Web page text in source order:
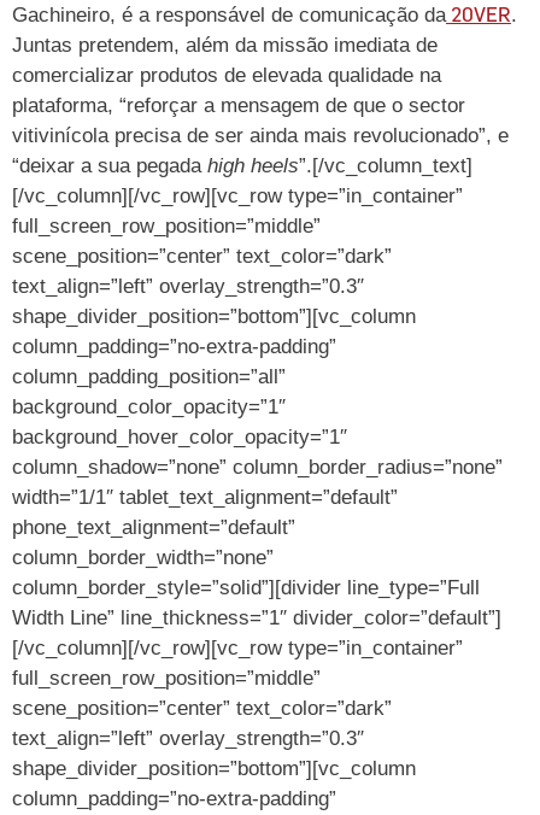
Gachineiro, é a responsável de comunicação da 20VER.
Juntas pretendem, além da missão imediata de
comercializar produtos de elevada qualidade na
plataforma, “reforçar a mensagem de que o sector
vitivinícola precisa de ser ainda mais revolucionado”, e
“deixar a sua pegada high heels”.[/vc_column_text]
[/vc_column][/vc_row][vc_row type=”in_container”
full_screen_row_position=”middle”
scene_position=”center” text_color=”dark”
text_align=”left” overlay_strength=”0.3″
shape_divider_position=”bottom”][vc_column
column_padding=”no-extra-padding”
column_padding_position=”all”
background_color_opacity=”1″
background_hover_color_opacity=”1″
column_shadow=”none” column_border_radius=”none”
width=”1/1″ tablet_text_alignment=”default”
phone_text_alignment=”default”
column_border_width=”none”
column_border_style=”solid”][divider line_type=”Full
Width Line” line_thickness=”1″ divider_color=”default”]
[/vc_column][/vc_row][vc_row type=”in_container”
full_screen_row_position=”middle”
scene_position=”center” text_color=”dark”
text_align=”left” overlay_strength=”0.3″
shape_divider_position=”bottom”][vc_column
column_padding=”no-extra-padding”